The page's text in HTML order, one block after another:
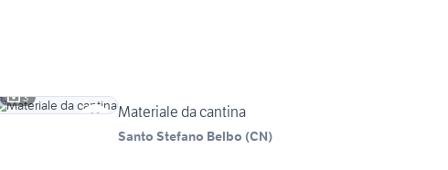
3
Materiale da cantina
Santo Stefano Belbo (CN)